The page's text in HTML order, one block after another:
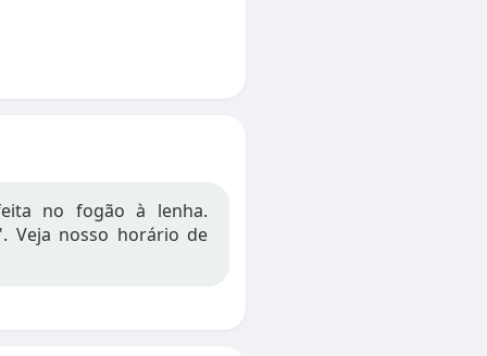
no fogão à lenha.
Veja nosso horário de